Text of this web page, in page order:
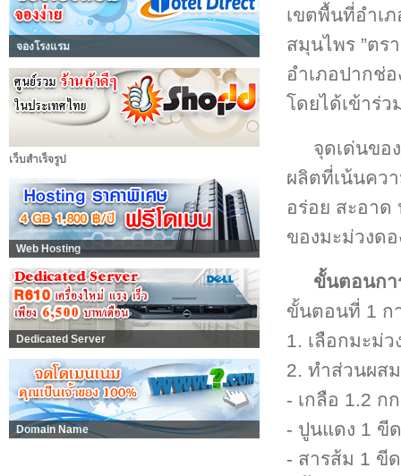
จองโรงแรม
เว็บสำเร็จรูป
Web Hosting
Dedicated Server
Domain Name
เขตพื้นที่อำเ
สมุนไพร ”ต
อำเภอปากช่
โดยได้เข้าร่
จุดเด่นขอ
ผลิตที่เน้นคว
อร่อย สะอาด
ของมะม่วงด
ขั้นตอนกา
ขั้นตอนที่ 1 ก
1. เลือกมะม่
2. ทำส่วนผส
- เกลือ 1.2 ก
- ปูนแดง 1 ขีด
- สารส้ม 1 ขีด